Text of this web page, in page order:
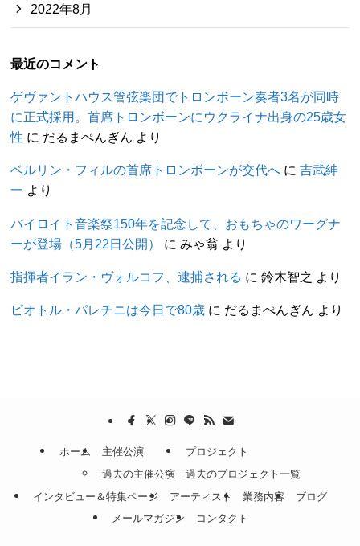
2022年8月
最近のコメント
ゲヴァントハウス管弦楽団でトロンボーン奏者3名が同時
に正式採用。首席トロンボーンにウクライナ出身の25歳女
性 に だるまぺんぎん より
ベルリン・フィルの首席トロンボーンが交代へ に吉武紳
一 より
バイロイト音楽祭150年を記念して、おもちゃのワーグナ
ーが登場（5月22日公開）
に みゃ翁 より
指揮者イラン・ヴォルコフ、逮捕される に鈴木智之 より
ピオトル・パレチニは今日で80歳 に だるまぺんぎん より
ホーム
主催公演
過去の主催公演
プロジェクト
過去のプロジェクト一覧
インタビュー＆特集ページ
アーティスト 業務内容
ブログ
メールマガジン
コンタクト